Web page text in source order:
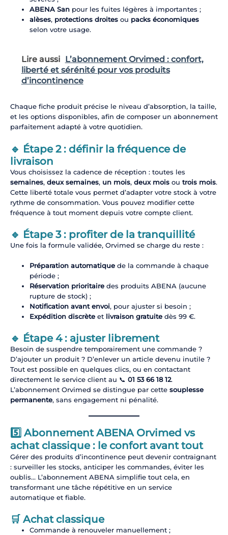
ABENA Sanpour les fuites légères à importantes ;
alèses, protections droitesou packs économiques
selon votre usage.
Lire aussi
L’abonnement Orvimed : confort,
liberté et sérénité pour vos produits
d’incontinence
Chaque fiche produit précise le niveau d’absorption, la taille,
et les options disponibles, afin de composer un abonnement
parfaitement adapté à votre quotidien.
🔹 Étape 2 : définir la fréquence de
livraison
Vous choisissez la cadence de réception : toutes les
semaines, deux semaines, un mois, deux moisou trois mois.
Cette liberté totale vous permet d’adapter votre stock à votre
rythme de consommation. Vous pouvez modifier cette
fréquence à tout moment depuis votre compte client.
🔹 Étape 3 : profiter de la tranquillité
Une fois la formule validée, Orvimed se charge du reste :
Préparation automatiquede la commande à chaque
période ;
Réservation prioritairedes produits ABENA (aucune
rupture de stock) ;
Notification avant envoi, pour ajuster si besoin ;
Expédition discrèteet livraison gratuitedès 99 €.
🔹 Étape 4 : ajuster librement
Besoin de suspendre temporairement une commande ?
D’ajouter un produit ? D’enlever un article devenu inutile ?
Tout est possible en quelques clics, ou en contactant
directement le service client au 📞 01 53 66 18 12.
L’abonnement Orvimed se distingue par cette souplesse
permanente, sans engagement ni pénalité.
5️⃣ Abonnement ABENA Orvimed vs
achat classique : le confort avant tout
Gérer des produits d’incontinence peut devenir contraignant
: surveiller les stocks, anticiper les commandes, éviter les
oublis… L’abonnement ABENA simplifie tout cela, en
transformant une tâche répétitive en un service
automatique et fiable.
🛒 Achat classique
Commande à renouveler manuellement ;